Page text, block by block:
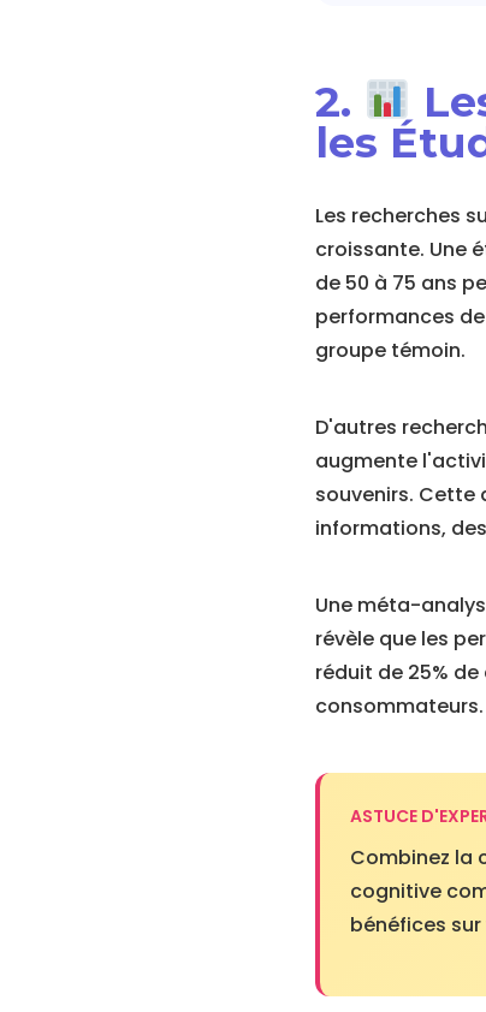
2.
les
Les recherches
croissante. Une
de 50 à 75 ans
performances
groupe témoin.
D'autres
augmente
souvenirs. Cette
informations,
Une méta-
révèle que les
réduit de 25%
consommateurs.
ASTUCE
Combinez la
cognitive
bénéfices